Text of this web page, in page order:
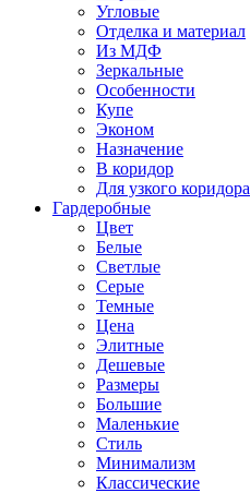
Угловые
Отделка и материал
Из МДФ
Зеркальные
Особенности
Купе
Эконом
Назначение
В коридор
Для узкого коридора
Гардеробные
Цвет
Белые
Светлые
Серые
Темные
Цена
Элитные
Дешевые
Размеры
Большие
Маленькие
Стиль
Минимализм
Классические